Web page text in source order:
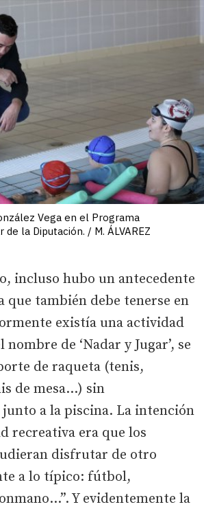
Vega en el Programa
la Diputación. / M. ÁLVAREZ
incluso hubo un antecedente
que también debe tenerse en
existía una actividad
de ‘Nadar y Jugar’, se
de raqueta (tenis,
de mesa…) sin
a la piscina. La intención
recreativa era que los
disfrutar de otro
a lo típico: fútbol,
Y evidentemente la